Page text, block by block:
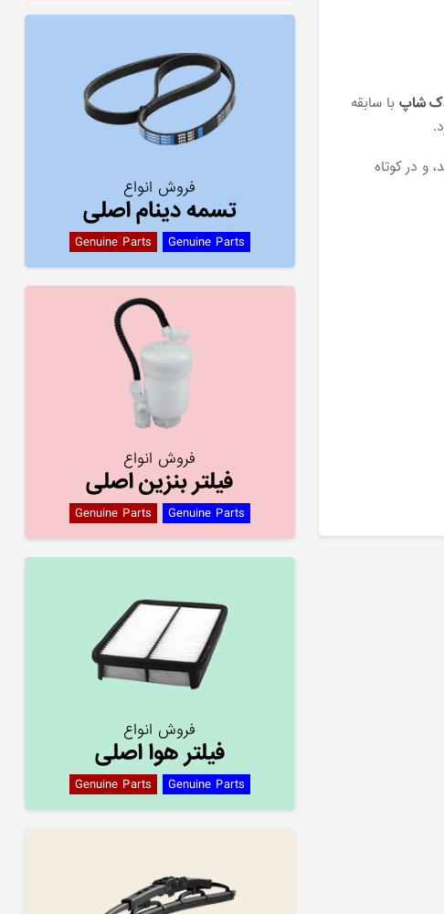
فروش انواع
تسمه دینام اصلی
Genuine Parts Genuine Parts
فروش انواع
فیلتر بنزین اصلی
Genuine Parts Genuine Parts
فروش انواع
فیلتر هوا اصلی
Genuine Parts Genuine Parts
شاپ با سابقه
و در کوتاه